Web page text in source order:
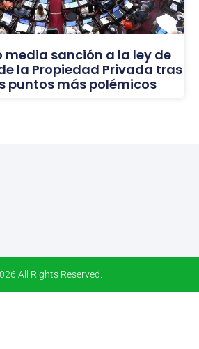
media sanción a la ley de
la Propiedad Privada tras
puntos más polémicos
All Rights Reserved.